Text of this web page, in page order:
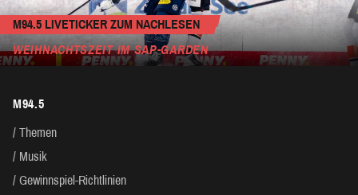
M94.5 LIVETICKER ZUM NACHLESEN
WEIHNACHTSZEIT IM SAP-GARDEN
M94.5
Themen
Musik
Gewinnspiel-Richtlinien